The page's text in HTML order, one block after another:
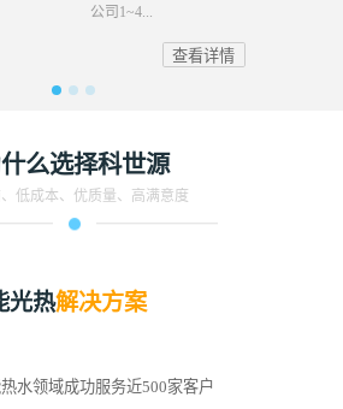
公司1~4...
查看详情
么选择科世源
低成本、优质量、高满意度
光热解决方案
水领域成功服务近500家客户